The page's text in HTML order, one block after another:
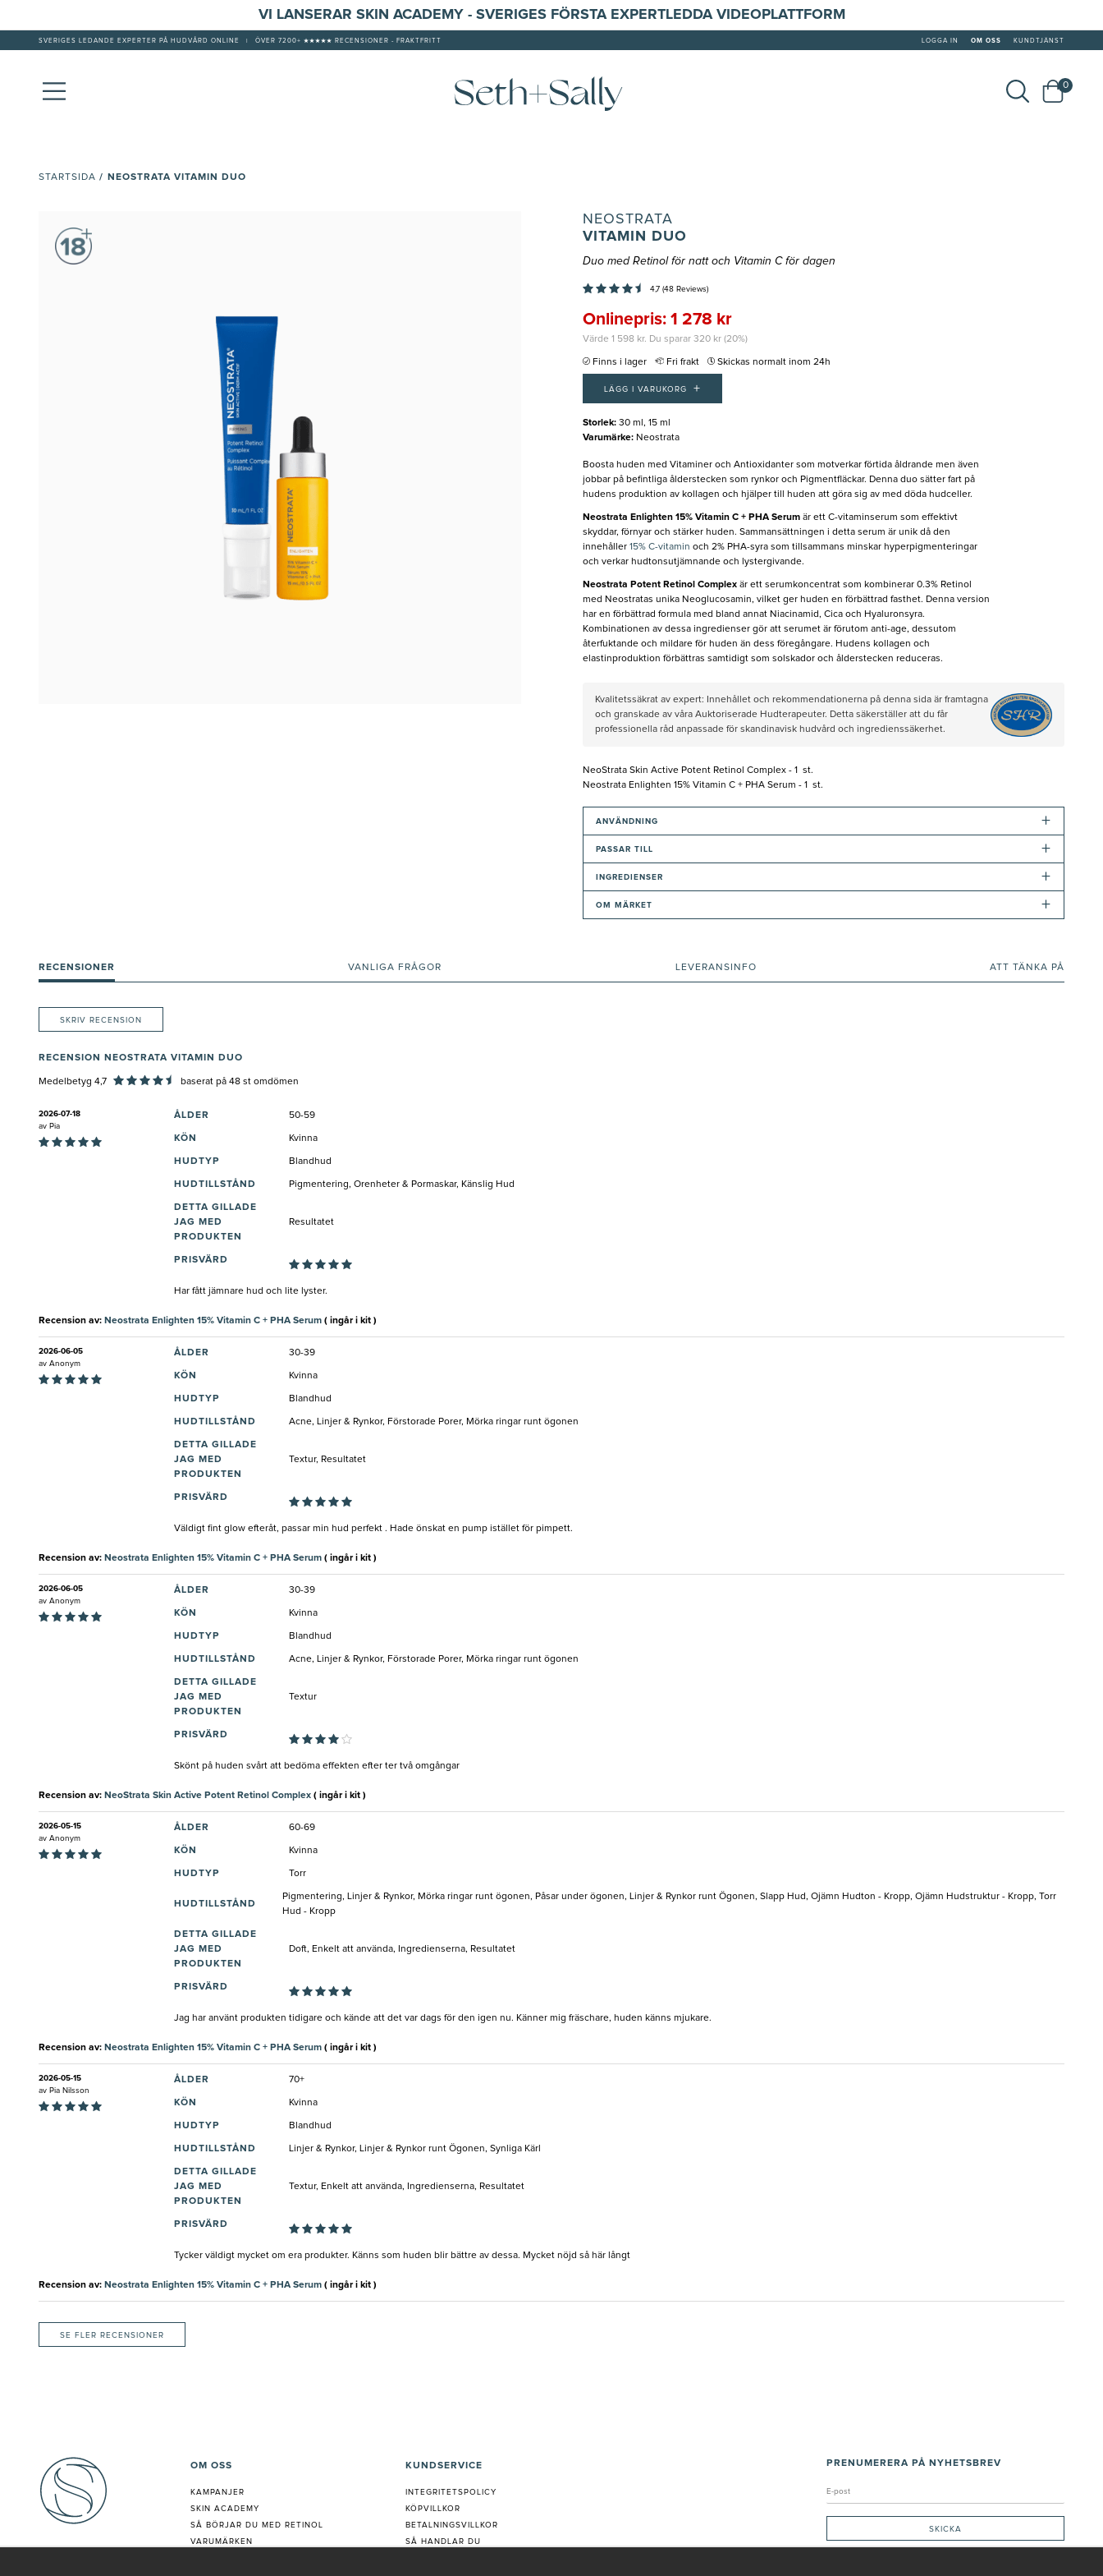
VI LANSERAR SKIN ACADEMY - SVERIGES FÖRSTA EXPERTLEDDA VIDEOPLATTFORM
SVERIGES LEDANDE EXPERTER PÅ HUDVÅRD ONLINE ÖVER 7200+ ★★★★★ RECENSIONER - FRAKTFRITT LOGGA IN OM OSS KUNDTJÄNST
0
STARTSIDA / NEOSTRATA VITAMIN DUO
NEOSTRATA
VITAMIN DUO
Duo med Retinol för natt och Vitamin C för dagen
4,7 (48 Reviews)
Onlinepris: 1 278 kr
Värde 1 598 kr. Du sparar 320 kr (20%)
Finns i lager Fri frakt Skickas normalt inom 24h
LÄGG I VARUKORG +
Storlek: 30 ml, 15 ml
Varumärke: Neostrata
Boosta huden med Vitaminer och Antioxidanter som motverkar förtida åldrande men även
jobbar på befintliga ålderstecken som rynkor och Pigmentfläckar. Denna duo sätter fart på
hudens produktion av kollagen och hjälper till huden att göra sig av med döda hudceller.
Neostrata Enlighten 15% Vitamin C + PHA Serumär ett C-vitaminserum som effektivt
skyddar, förnyar och stärker huden. Sammansättningen i detta serum är unik då den
innehåller 15% C-vitamin och 2% PHA-syra som tillsammans minskar hyperpigmenteringar
och verkar hudtonsutjämnande och lystergivande.
Neostrata Potent Retinol Complex är ett serumkoncentrat som kombinerar 0.3% Retinol
med Neostratas unika Neoglucosamin, vilket ger huden en förbättrad fasthet. Denna version
har en förbättrad formula med bland annat Niacinamid, Cica och Hyaluronsyra.
Kombinationen av dessa ingredienser gör att serumet är förutom anti-age, dessutom
återfuktande och mildare för huden än dess föregångare. Hudens kollagen och
elastinproduktion förbättras samtidigt som solskador och ålderstecken reduceras.
Kvalitetssäkrat av expert: Innehållet och rekommendationerna på denna sida är framtagna
och granskade av våra Auktoriserade Hudterapeuter. Detta säkerställer att du får
professionella råd anpassade för skandinavisk hudvård och ingredienssäkerhet.
NeoStrata Skin Active Potent Retinol Complex - 1 st.
Neostrata Enlighten 15% Vitamin C + PHA Serum - 1 st.
ANVÄNDNING +
PASSAR TILL +
INGREDIENSER +
OM MÄRKET +
RECENSIONER VANLIGA FRÅGOR LEVERANSINFO ATT TÄNKA PÅ
SKRIV RECENSION
RECENSION NEOSTRATA VITAMIN DUO
Medelbetyg 4,7 baserat på 48 st omdömen
2026-07-18
av Pia
ÅLDER 50-59
KÖN Kvinna
HUDTYP Blandhud
HUDTILLSTÅND Pigmentering, Orenheter & Pormaskar, Känslig Hud
DETTA GILLADE
JAG MED
PRODUKTEN
Resultatet
PRISVÄRD
Har fått jämnare hud och lite lyster.
Recension av: Neostrata Enlighten 15% Vitamin C + PHA Serum ( ingår i kit )
2026-06-05
av Anonym
ÅLDER 30-39
KÖN Kvinna
HUDTYP Blandhud
HUDTILLSTÅND Acne, Linjer & Rynkor, Förstorade Porer, Mörka ringar runt ögonen
DETTA GILLADE
JAG MED
PRODUKTEN
Textur, Resultatet
PRISVÄRD
Väldigt fint glow efteråt, passar min hud perfekt . Hade önskat en pump istället för pimpett.
Recension av: Neostrata Enlighten 15% Vitamin C + PHA Serum ( ingår i kit )
2026-06-05
av Anonym
ÅLDER 30-39
KÖN Kvinna
HUDTYP Blandhud
HUDTILLSTÅND Acne, Linjer & Rynkor, Förstorade Porer, Mörka ringar runt ögonen
DETTA GILLADE
JAG MED
PRODUKTEN
Textur
PRISVÄRD
Skönt på huden svårt att bedöma effekten efter ter två omgångar
Recension av: NeoStrata Skin Active Potent Retinol Complex ( ingår i kit )
2026-05-15
av Anonym
ÅLDER 60-69
KÖN Kvinna
HUDTYP Torr
HUDTILLSTÅND
Pigmentering, Linjer & Rynkor, Mörka ringar runt ögonen, Påsar under ögonen, Linjer & Rynkor runt Ögonen, Slapp Hud, Ojämn Hudton - Kropp, Ojämn Hudstruktur - Kropp, Torr
Hud - Kropp
DETTA GILLADE
JAG MED
PRODUKTEN
Doft, Enkelt att använda, Ingredienserna, Resultatet
PRISVÄRD
Jag har använt produkten tidigare och kände att det var dags för den igen nu. Känner mig fräschare, huden känns mjukare.
Recension av: Neostrata Enlighten 15% Vitamin C + PHA Serum ( ingår i kit )
2026-05-15
av Pia Nilsson
ÅLDER 70+
KÖN Kvinna
HUDTYP Blandhud
HUDTILLSTÅND Linjer & Rynkor, Linjer & Rynkor runt Ögonen, Synliga Kärl
DETTA GILLADE
JAG MED
PRODUKTEN
Textur, Enkelt att använda, Ingredienserna, Resultatet
PRISVÄRD
Tycker väldigt mycket om era produkter. Känns som huden blir bättre av dessa. Mycket nöjd så här långt
Recension av: Neostrata Enlighten 15% Vitamin C + PHA Serum ( ingår i kit )
SE FLER RECENSIONER
OM OSS
KAMPANJER
SKIN ACADEMY
SÅ BÖRJAR DU MED RETINOL
VARUMÄRKEN
KUNDSERVICE
INTEGRITETSPOLICY
KÖPVILLKOR
BETALNINGSVILLKOR
SÅ HANDLAR DU
PRENUMERERA PÅ NYHETSBREV